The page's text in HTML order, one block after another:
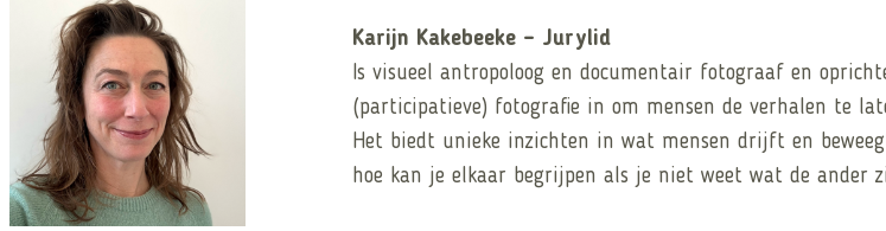
Karijn Kakebeeke – Jurylid
Is visueel antropoloog en documentair fotograaf en
(participatieve) fotografie in om mensen de verhalen te
Het biedt unieke inzichten in wat mensen drijft en
hoe kan je elkaar begrijpen als je niet weet wat de ander